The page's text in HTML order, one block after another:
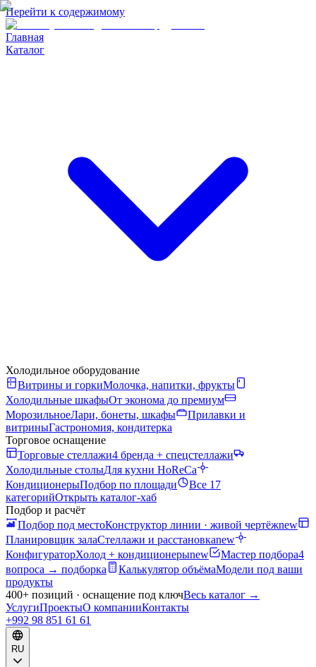
Перейти к содержимому
Главная
Каталог
Холодильное оборудование
Витрины и горкиМолочка, напитки, фрукты
Холодильные шкафыОт эконома до премиум
МорозильноеЛари, бонеты, шкафы
Прилавки и
витриныГастрономия, кондитерка
Торговое оснащение
Торговые стеллажи4 бренда + спецстеллажи
Холодильные столыДля кухни HoReCa
КондиционерыПодбор по площади
Все 17
категорийОткрыть каталог-хаб
Подбор и расчёт
Подбор под местоКонструктор линии · живой чертёжnew
Планировщик залаСтеллажи и расстановкаnew
КонфигураторХолод + кондиционерыnew Мастер подбора4
вопроса → подборка
Калькулятор объёмаМодели под ваши
продукты
400+ позиций · оснащение под ключВесь каталог →
УслугиПроектыО компанииКонтакты
+992 98 851 61 61
RU